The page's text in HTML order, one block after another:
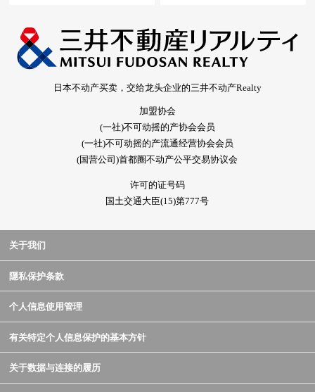
日本不动产买卖，交给龙头企业的三井不动产Realty
加盟协会
(一社)不可动摇的产协会会员
(一社)不可动摇的产流通经营协会会员
(国营公司)首都圈不动产公平交易协议会
许可的证号码
国土交通大臣(15)第777号
关于我们
隱私保护条款
个人信息使用管理
有关特定个人信息保护的基本方针
关于数据与连接的履历